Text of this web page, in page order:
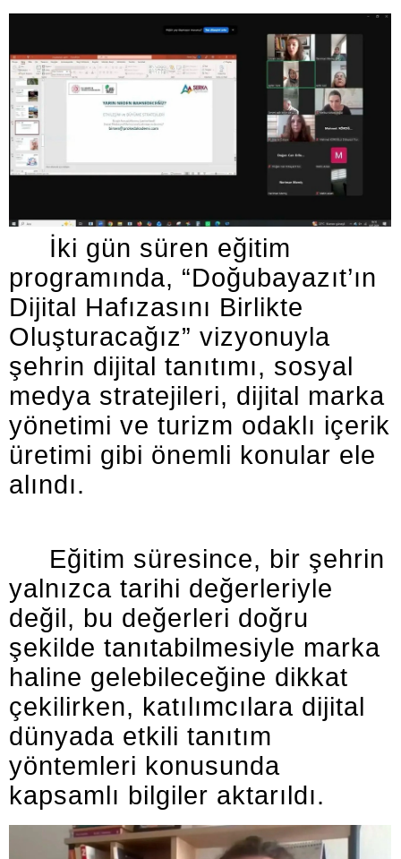
İki gün süren eğitim
programında, “Doğubayazıt’ın
Dijital Hafızasını Birlikte
Oluşturacağız” vizyonuyla
şehrin dijital tanıtımı, sosyal
medya stratejileri, dijital marka
yönetimi ve turizm odaklı içerik
üretimi gibi önemli konular ele
alındı.
Eğitim süresince, bir şehrin
yalnızca tarihi değerleriyle
değil, bu değerleri doğru
şekilde tanıtabilmesiyle marka
haline gelebileceğine dikkat
çekilirken, katılımcılara dijital
dünyada etkili tanıtım
yöntemleri konusunda
kapsamlı bilgiler aktarıldı.